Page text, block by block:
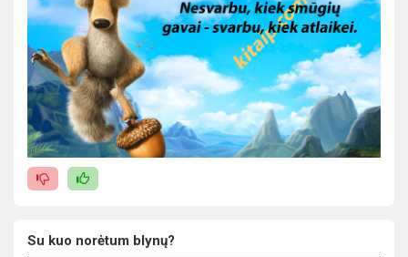
Su kuo norėtum blynų?